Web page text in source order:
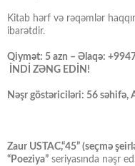
Kitab hərf və rəqəmlər
ibarətdir.
Qiymət: 5 azn – Əlaqə:
İNDİ ZƏNG EDİN!
Nəşr göstəriciləri: 56 səhifə,
Zaur USTAC,“45” (seçmə
“Poeziya” seriyasında nəşr